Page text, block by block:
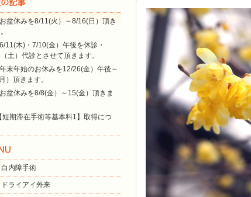
お盆休みを8/11(火）～8/16(日）頂き
11(木)・7/10(金）午後を休診・
土）代診とさせて頂きます。
年末年始のお休みを12/26(金）午後～
）頂きます。
お盆休みを8/8(金）～15(金）頂きま
短期滞在手術等基本料1】取得につ
白内障手術
ドライアイ外来